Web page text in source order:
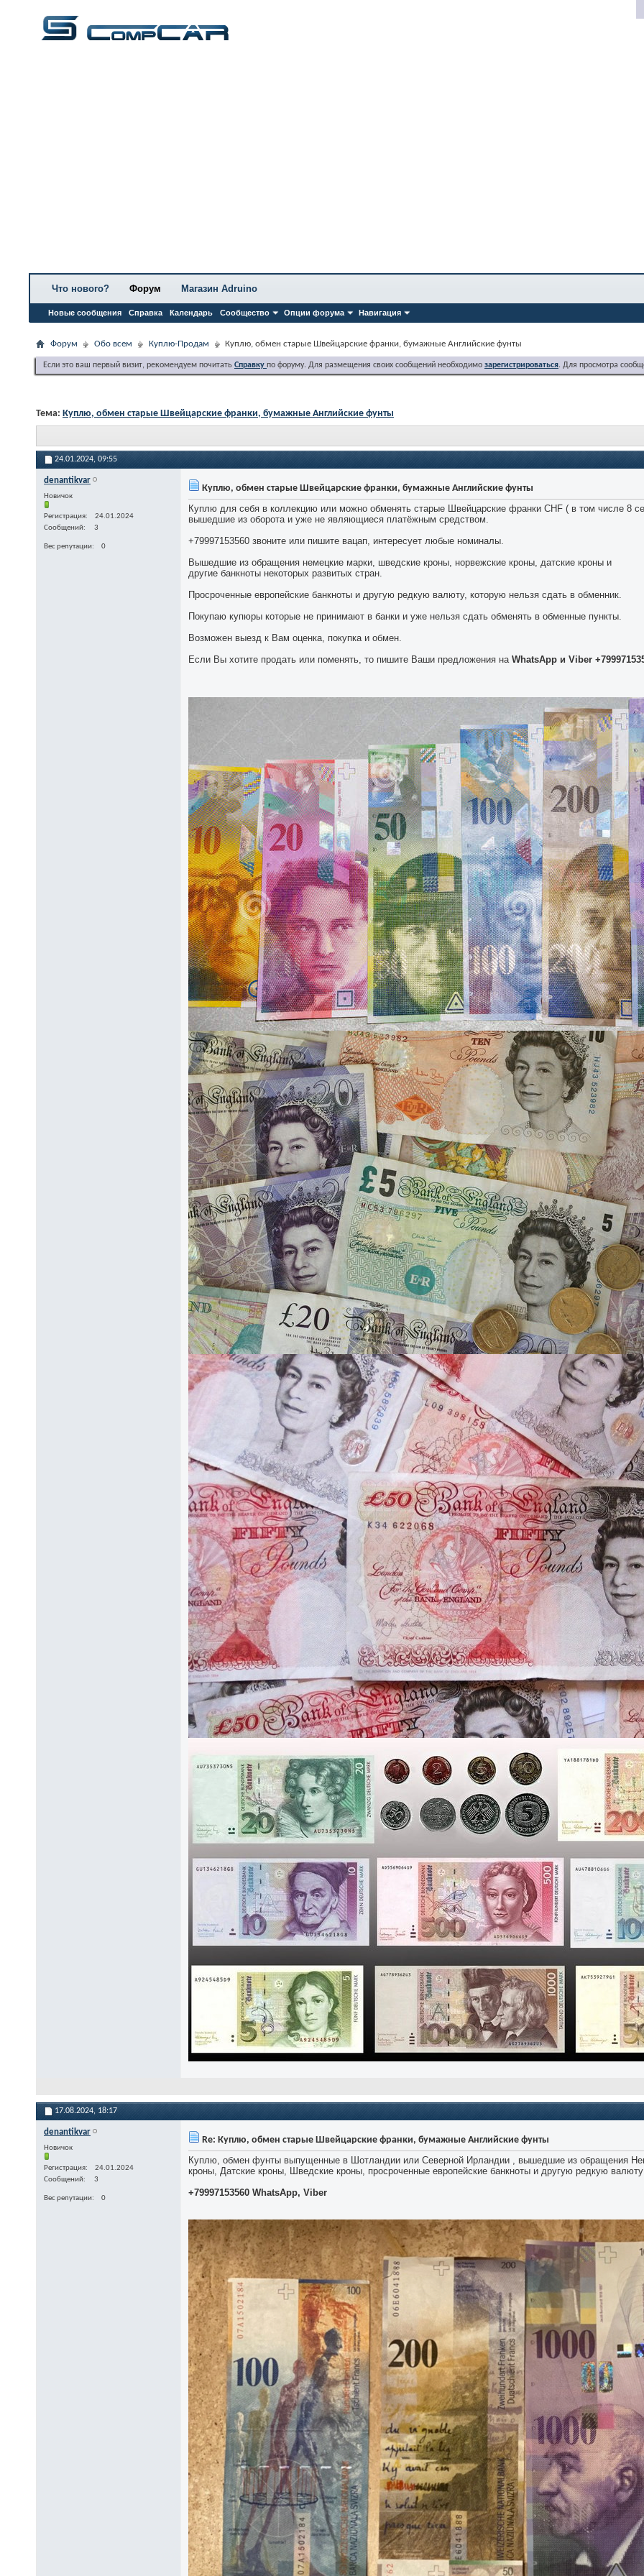
Что нового? Форум
Новые сообщения Справка Календарь Сообщество Опции форума Навигация
Магазин Adruino
Форум Обо всем Куплю-Продам Куплю, обмен старые Швейцарские франки, бумажные Английские фунты
Если это ваш первый визит, рекомендуем почитать Справку по форуму. Для размещения своих сообщений необходимо зарегистрироваться. Для просмотра
Тема: Куплю, обмен старые Швейцарские франки, бумажные Английские фунты
24.01.2024, 09:55
denantikvar
Новичок
Регистрация
24.01.2024
Сообщений
3
Вес репутации 0
Куплю, обмен старые Швейцарские франки, бумажные Английские фунты
Куплю для себя в коллекцию или можно обменять старые Швейцарские франки CHF ( в том числе 8
вышедшие из оборота и уже не являющиеся платёжным средством.
+79997153560 звоните или пишите вацап, интересует любые номиналы.
Вышедшие из обращения немецкие марки, шведские кроны, норвежские кроны, датские кроны и
другие банкноты некоторых развитых стран.
Просроченные европейские банкноты и другую редкую валюту, которую нельзя сдать в обменник.
Покупаю купюры которые не принимают в банки и уже нельзя сдать обменять в обменные пункты.
Возможен выезд к Вам оценка, покупка и обмен.
Если Вы хотите продать или поменять, то пишите Ваши предложения на WhatsApp и Viber
17.08.2024, 18:17
denantikvar
Новичок
Регистрация
24.01.2024
Сообщений
3
Вес репутации 0
Re: Куплю, обмен старые Швейцарские франки, бумажные Английские фунты
Куплю, обмен фунты выпущенные в Шотландии или Северной Ирландии , вышедшие из обращения
кроны, Датские кроны, Шведские кроны, просроченные европейские банкноты и другую редкую
+79997153560 WhatsApp, Viber